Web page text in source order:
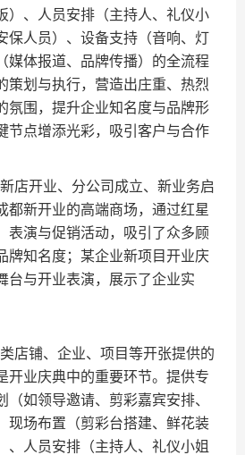
）、人员安排（主持人、礼仪小
保人员）、设备支持（音响、灯
媒体报道、品牌传播）的全流程
策划与执行，营造出庄重、热烈
氛围，提升企业知名度与品牌形
节点增添光彩，吸引客户与合作
店开业、分公司成立、新业务启
都新开业的高端商场，通过红星
表演与促销活动，吸引了众多顾
牌知名度；某企业新项目开业庆
台与开业表演，展示了企业实
店铺、企业、项目等开张提供的
开业庆典中的重要环节。提供专
（如领导邀请、剪彩嘉宾安排、
现场布置（剪彩台搭建、鲜花装
、人员安排（主持人、礼仪小姐